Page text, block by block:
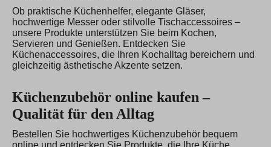
Ob praktische Küchenhelfer, elegante Gläser,
hochwertige Messer oder stilvolle Tischaccessoires –
unsere Produkte unterstützen Sie beim Kochen,
Servieren und Genießen. Entdecken Sie
Küchenaccessoires, die Ihren Kochalltag bereichern und
gleichzeitig ästhetische Akzente setzen.
Küchenzubehör online kaufen –
Qualität für den Alltag
Bestellen Sie hochwertiges Küchenzubehör bequem
online und entdecken Sie Produkte, die Ihre Küche